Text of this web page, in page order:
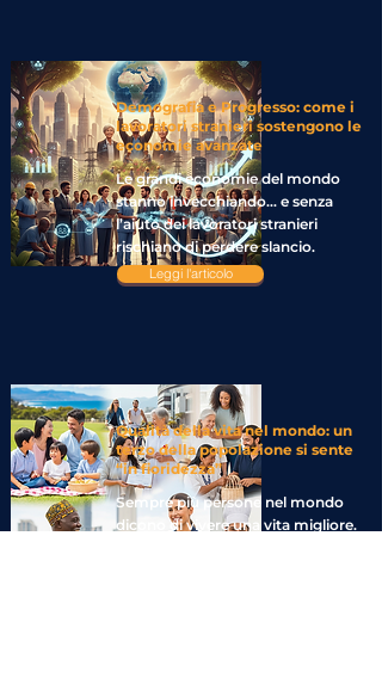
Demografia e Progresso: come i
lavoratori stranieri sostengono le
economie avanzate
Le grandi economie del mondo
stanno invecchiando… e senza
l’aiuto dei lavoratori stranieri
rischiano di perdere slancio.
Leggi l'articolo
Qualità della vita nel mondo: un
terzo della popolazione si sente
“in fioridezza”
Sempre più persone nel mondo
dicono di vivere una vita migliore.